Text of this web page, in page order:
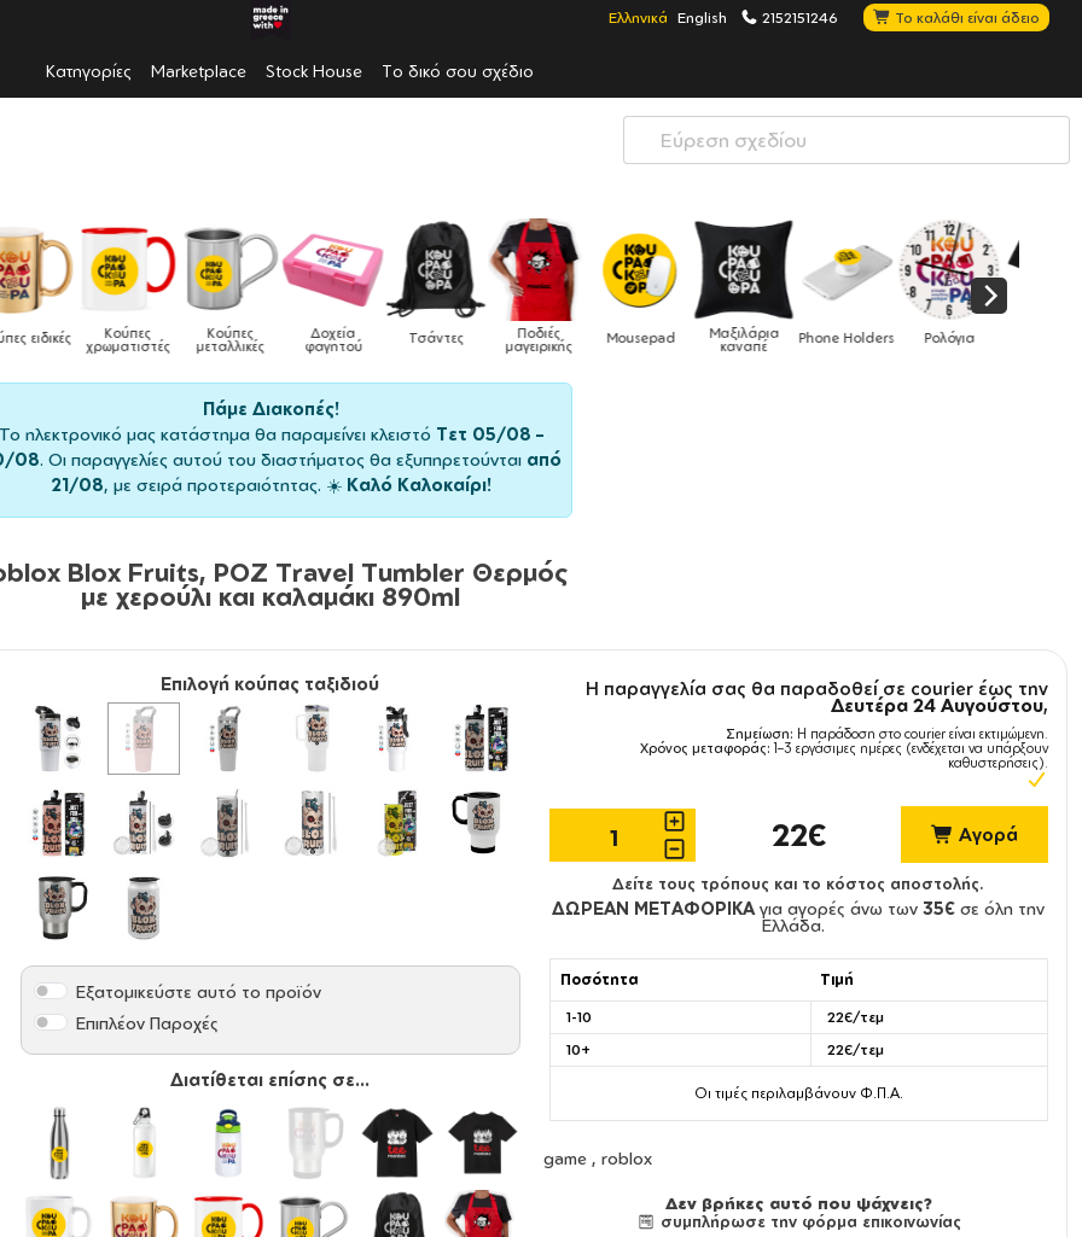
Ελληνικά English 2152151246 Το καλάθι είναι άδειο
Κατηγορίες Marketplace Stock House Το δικό σου σχέδιο
Κούπες
χρωματιστές
Κούπες
μεταλλικές
Δοχεία
φαγητού Τσάντες Ποδιές
μαγειρικής Mousepad Μαξιλάρια
καναπέ Phone Holders Ρολόγια
Πάμε Διακοπές!
Το ηλεκτρονικό μας κατάστημα θα παραμείνει κλειστό Τετ 05/08 –
08. Οι παραγγελίες αυτού του διαστήματος θα εξυπηρετούνται από
21/08, με σειρά προτεραιότητας. ☀️ Καλό Καλοκαίρι!
Blox Fruits, ΡΟΖ Travel Tumbler Θερμός
με χερούλι και καλαμάκι 890ml
Επιλογή κούπας ταξιδιού
Εξατομικεύστε αυτό το προϊόν
Επιπλέον Παροχές
Διατίθεται επίσης σε...
Η παραγγελία σας θα παραδοθεί σε courier έως την
Δευτέρα 24 Αυγούστου,
Σημείωση: Η παράδοση στο courier είναι εκτιμώμενη.
Χρόνος μεταφοράς: 1–3 εργάσιμες ημέρες (ενδέχεται να υπάρξουν
καθυστερήσεις).
22€ Αγορά
Δείτε τους τρόπους και το κόστος αποστολής.
ΔΩΡΕΑΝ ΜΕΤΑΦΟΡΙΚΑ για αγορές άνω των35€ σε όλη την
Ελλάδα.
Ποσότητα Τιμή
1-10
22€/τεμ
10+
22€/τεμ
Οι τιμές περιλαμβάνουν Φ.Π.Α.
game , roblox
Δεν βρήκες αυτό που ψάχνεις?
συμπλήρωσε την φόρμα επικοινωνίας